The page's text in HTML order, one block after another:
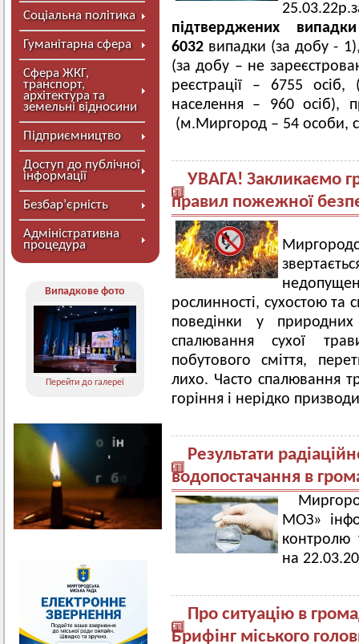
Соціальна політика
Гуманітарна сфера
Сфера ЖКГ,
транспорт,
архітектура та
земельні відносини
Підприємництво
Доступ до публічної
інформації
Безбар’єрність
Адміністративна
процедура
Випадкове фото
Перейти до галереї
підтверджених
6032 випадки (за добу -
(за добу – не
реєстрації – 6755
населення – 960 осіб),
(м.Миргород – 54 особи,
УВАГА! Закликаємо
правил пожежної
рослинності, сухостою та
поведінки у
спалювання сухої
побутового сміття,
лихо. Часто спалювання
горіння і нерідко
Результати
водопостачання в
МОЗ»
контролю
на
Про ситуацію в
Брифінг міського